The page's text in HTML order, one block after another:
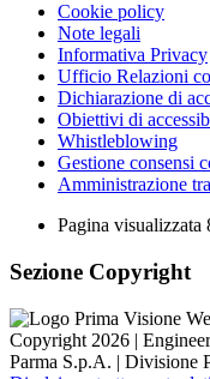
Cookie policy
Note legali
Informativa Privacy
Ufficio Relazioni
Dichiarazione di
Obiettivi di
Whistleblowing
Gestione consensi
Amministrazione
Pagina visualizzata
Sezione Copyright
Copyright 2026 |
Parma S.p.A. | Divisione